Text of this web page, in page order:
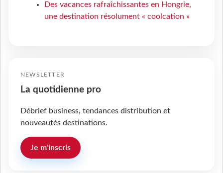
Des vacances rafraîchissantes en Hongrie,
une destination résolument « coolcation »
NEWSLETTER
La quotidienne pro
Débrief business, tendances distribution et
nouveautés destinations.
Je m'inscris